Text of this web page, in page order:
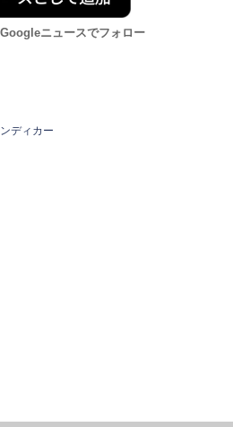
ニュースでフォロー
ディカー